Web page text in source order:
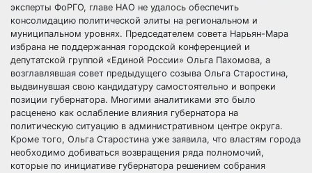
эксперты ФоРГО, главе НАО не удалось обеспечить
консолидацию политической элиты на региональном и
муниципальном уровнях. Председателем совета Нарьян-Мара
избрана не поддержанная городской конференцией и
депутатской группой «Единой России» Ольга Пахомова, а
возглавлявшая совет предыдущего созыва Ольга Старостина,
выдвинувшая свою кандидатуру самостоятельно и вопреки
позиции губернатора. Многими аналитиками это было
расценено как ослабление влияния губернатора на
политическую ситуацию в административном центре округа.
Кроме того, Ольга Старостина уже заявила, что властям города
необходимо добиваться возвращения ряда полномочий,
которые по инициативе губернатора решением собрания